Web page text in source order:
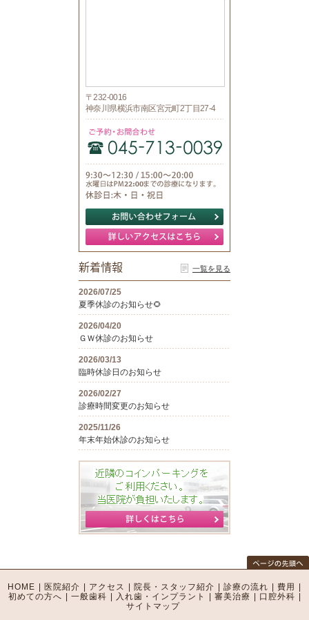
〒232-0016
神奈川県横浜市南区宮元町2丁目27-4
新着情報 一覧を見る
2026/07/25
夏季休診のお知らせ🌻
2026/04/20
ＧＷ休診のお知らせ
2026/03/13
臨時休診日のお知らせ
2026/02/27
診療時間変更のお知らせ
2025/11/26
年末年始休診のお知らせ
HOME | 医院紹介 | アクセス | 院長・スタッフ紹介 | 診療の流れ | 費用 |
初めての方へ | 一般歯科 | 入れ歯・インプラント | 審美治療 | 口腔外科 |
サイトマップ